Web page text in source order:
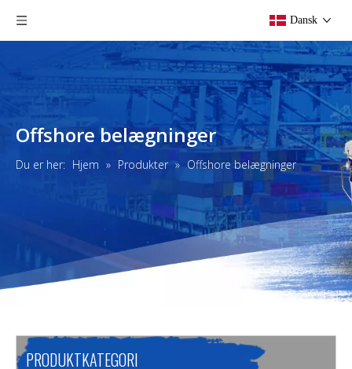
Dansk
Offshore belægninger
Du er her: Hjem » Produkter » Offshore belægninger
PRODUKTKATEGORI